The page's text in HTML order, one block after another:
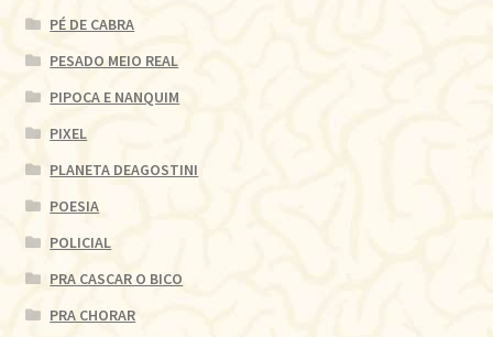
PÉ DE CABRA
PESADO MEIO REAL
PIPOCA E NANQUIM
PIXEL
PLANETA DEAGOSTINI
POESIA
POLICIAL
PRA CASCAR O BICO
PRA CHORAR